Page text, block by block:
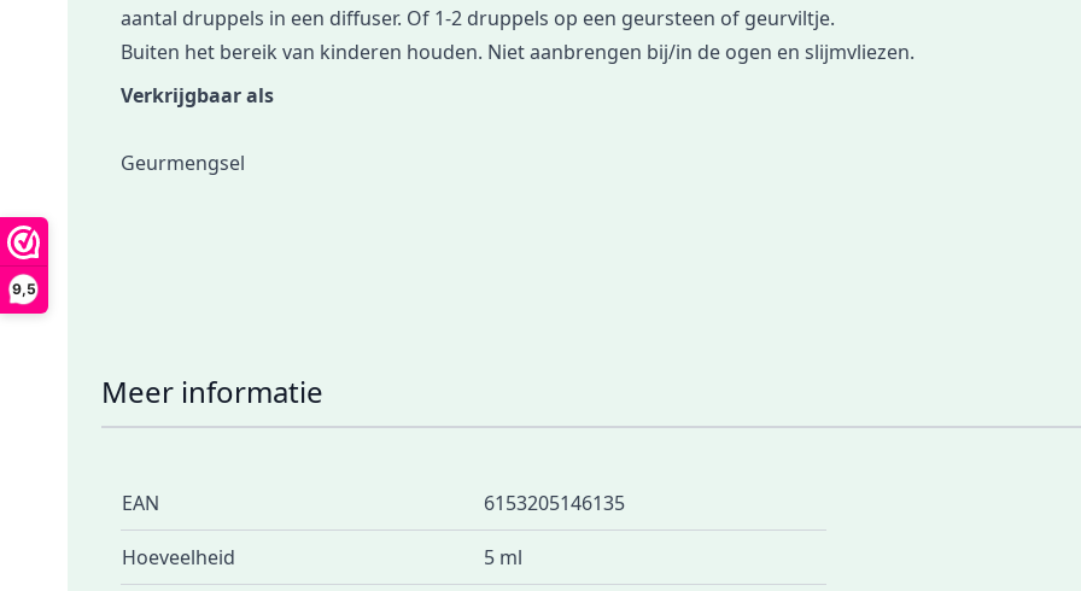
9,5
aantal druppels in een diffuser. Of 1-2 druppels op een geursteen of geurviltje.
Buiten het bereik van kinderen houden. Niet aanbrengen bij/in de ogen en slijmvliezen.
Verkrijgbaar als
Geurmengsel
Meer informatie
EAN 6153205146135
Hoeveelheid 5 ml